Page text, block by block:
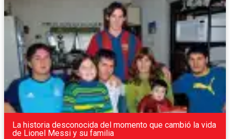
La historia desconocida del momento que cambió la vida
de Lionel Messi y su familia